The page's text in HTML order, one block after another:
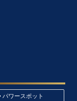
パワースポット